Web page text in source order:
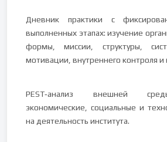
Дневник практики с
выполненных этапах: изучение
формы, миссии, структуры,
мотивации, внутреннего контроля и
PEST‑анализ внешней
экономические, социальные и
на деятельность института.